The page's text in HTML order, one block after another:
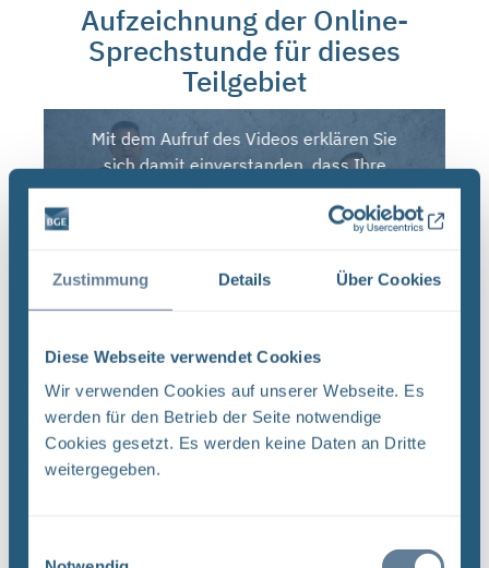
Zustimmung Details Über Cookies
Diese Webseite verwendet Cookies
Wir verwenden Cookies auf unserer Webseite. Es
werden für den Betrieb der Seite notwendige
Cookies gesetzt. Es werden keine Daten an Dritte
weitergegeben.
Aufzeichnung der Online-
Sprechstunde für dieses
Teilgebiet
Mit dem Aufruf des Videos erklären Sie
sich damit einverstanden, dass Ihre
Daten an Youtube
Video von Youtube laden
Die Kennungen der Teilgebiete
Die Kennungen der Teilgebiete erscheinen auf den
sie lassen auch Rückschlüsse auf dessen